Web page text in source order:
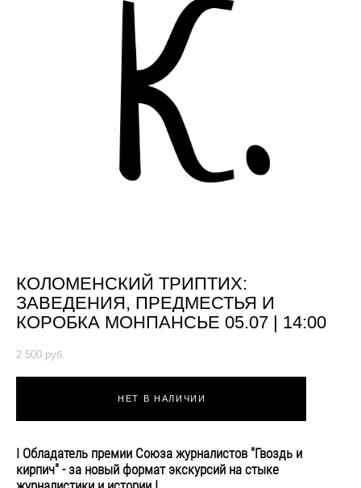
КОЛОМЕНСКИЙ ТРИПТИХ:
ЗАВЕДЕНИЯ, ПРЕДМЕСТЬЯ И
КОРОБКА МОНПАНСЬЕ 05.07 | 14:00
2 500 pуб.
НЕТ В НАЛИЧИИ
I Обладатель премии Союза журналистов "Гвоздь и
кирпич" - за новый формат экскурсий на стыке